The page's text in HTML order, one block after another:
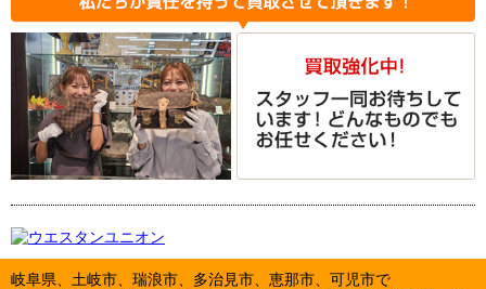
岐阜県、土岐市、瑞浪市、多治見市、恵那市、可児市で